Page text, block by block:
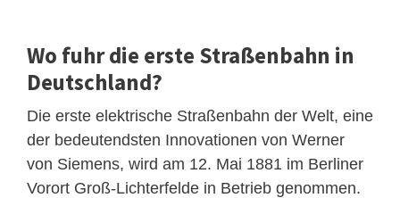
Wo fuhr die erste Straßenbahn in
Deutschland?
Die erste elektrische Straßenbahn der Welt, eine
der bedeutendsten Innovationen von Werner
von Siemens, wird am 12. Mai 1881 im Berliner
Vorort Groß-Lichterfelde in Betrieb genommen.